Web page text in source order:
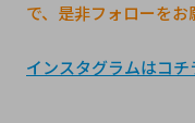
で、是非フォローをお
インスタグラムはコチ